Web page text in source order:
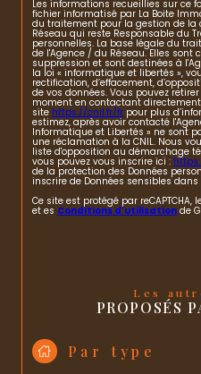
Les informations recueillies sur ce
fichier informatisé par La Boite
du traitement pour la gestion de la
Réseau qui reste Responsable du
personnelles. La base légale du
de l'Agence / du Réseau. Elles
suppression et sont destinées à
la loi « informatique et libertés »,
rectification, d’effacement,
de vos données. Vous pouvez
moment en contactant directement
site https://cnil.fr/fr pour plus
estimez, après avoir contacté
Informatique et Libertés » ne sont
une réclamation à la CNIL. Nous
liste d'opposition au démarchage
vous pouvez vous inscrire ici :
de la protection des Données
inscrire de Données sensibles
Ce site est protégé par reCAPTCHA,
et es Conditions d'utilisation de
Les
PROPOSÉS
Par type